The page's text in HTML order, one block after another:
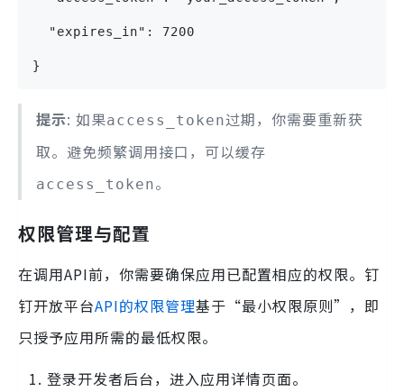
  "expires_in": 7200
}
提示: 如果access_token过期，你需要重新获
取。避免频繁调用接口，可以缓存
access_token。
权限管理与配置
在调用API前，你需要确保应用已配置相应的权限。钉
钉开放平台API的权限管理基于“最小权限原则”，即
只授予应用所需的最低权限。
登录开发者后台，进入应用详情页面。